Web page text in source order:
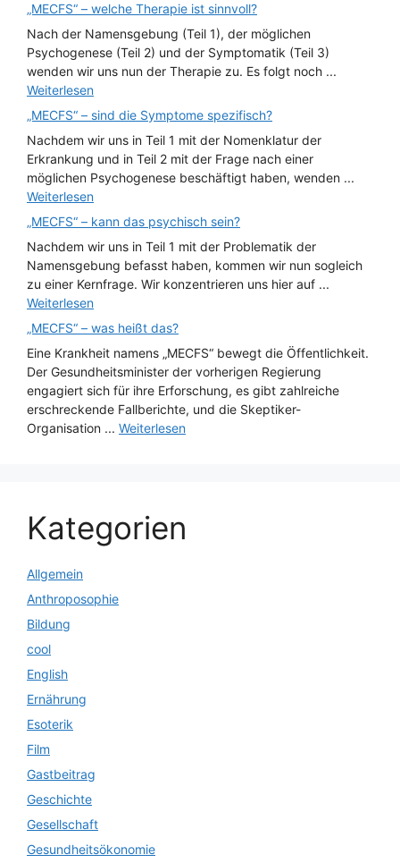
„MECFS“ – welche Therapie ist sinnvoll?
Nach der Namensgebung (Teil 1), der möglichen
Psychogenese (Teil 2) und der Symptomatik (Teil 3)
wenden wir uns nun der Therapie zu. Es folgt noch ...
Weiterlesen
„MECFS“ – sind die Symptome spezifisch?
Nachdem wir uns in Teil 1 mit der Nomenklatur der
Erkrankung und in Teil 2 mit der Frage nach einer
möglichen Psychogenese beschäftigt haben, wenden ...
Weiterlesen
„MECFS“ – kann das psychisch sein?
Nachdem wir uns in Teil 1 mit der Problematik der
Namensgebung befasst haben, kommen wir nun sogleich
zu einer Kernfrage. Wir konzentrieren uns hier auf ...
Weiterlesen
„MECFS“ – was heißt das?
Eine Krankheit namens „MECFS“ bewegt die Öffentlichkeit.
Der Gesundheitsminister der vorherigen Regierung
engagiert sich für ihre Erforschung, es gibt zahlreiche
erschreckende Fallberichte, und die Skeptiker-
Organisation ... Weiterlesen
Kategorien
Allgemein
Anthroposophie
Bildung
cool
English
Ernährung
Esoterik
Film
Gastbeitrag
Geschichte
Gesellschaft
Gesundheitsökonomie